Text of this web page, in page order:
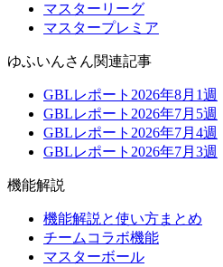
マスターリーグ
マスタープレミア
ゆふいんさん関連記事
GBLレポート2026年8月1週
GBLレポート2026年7月5週
GBLレポート2026年7月4週
GBLレポート2026年7月3週
機能解説
機能解説と使い方まとめ
チームコラボ機能
マスターボール